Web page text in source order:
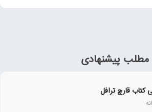
مطلب پیشنهادی
کتاب قارچ ترافل